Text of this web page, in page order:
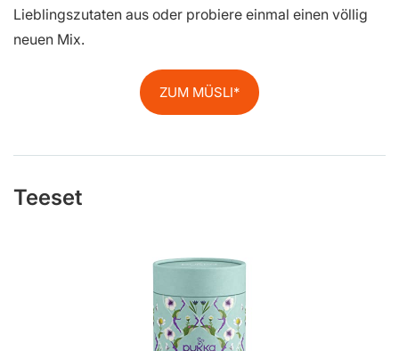
Lieblingszutaten aus oder probiere einmal einen völlig
neuen Mix.
ZUM MÜSLI
Teeset